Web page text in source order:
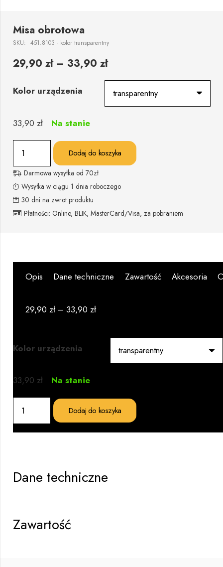
Misa obrotowa
SKU: 451.8103 - kolor transparentny
29,90 zł– 33,90 zł
Kolor urządzenia
33,90 zł
Na stanie
Misa
obrotowa
Dodaj do koszyka
Darmowa wysyłka od 70zł
Wysyłka w ciągu 1 dnia roboczego
30 dni na zwrot produktu
Płatności: Online, BLIK, MasterCard/Visa, za pobraniem
Opis Dane techniczne Zawartość Akcesoria
29,90 zł– 33,90 zł
Kolor urządzenia
33,90 zł
Na stanie
Misa
obrotowa
Dodaj do koszyka
Dane techniczne
Zawartość